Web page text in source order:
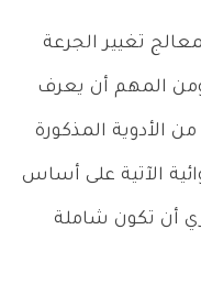
تغيير الجرعة
المهم أن يعرف
الأدوية المذكورة
الآتية على أساس
أن تكون شاملة